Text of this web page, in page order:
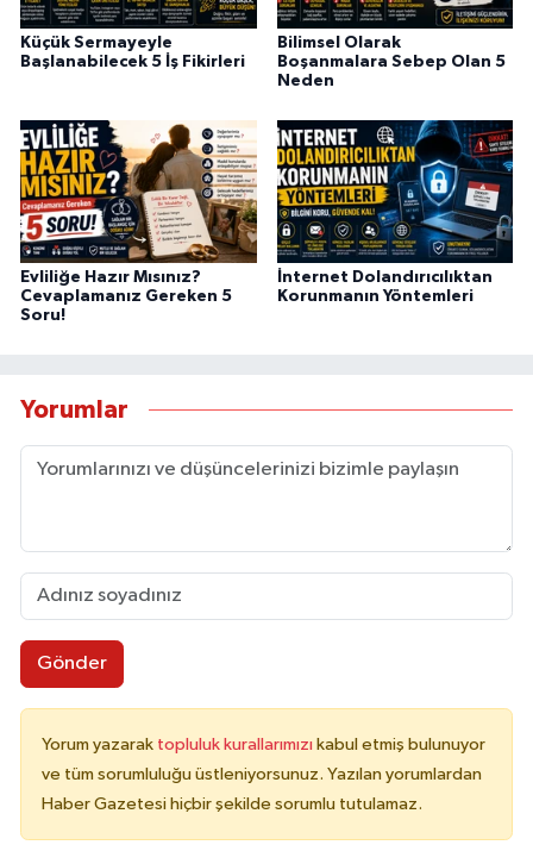
Küçük Sermayeyle
Başlanabilecek 5 İş Fikirleri
Bilimsel Olarak
Boşanmalara Sebep Olan 5
Neden
Evliliğe Hazır Mısınız?
Cevaplamanız Gereken 5
Soru!
İnternet Dolandırıcılıktan
Korunmanın Yöntemleri
Yorumlar
Gönder
Yorum yazarak topluluk kurallarımızı kabul etmiş bulunuyor
ve tüm sorumluluğu üstleniyorsunuz. Yazılan yorumlardan
Haber Gazetesi hiçbir şekilde sorumlu tutulamaz.